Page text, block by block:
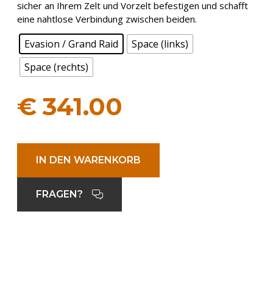
sicher an Ihrem Zelt und Vorzelt befestigen und schafft
eine nahtlose Verbindung zwischen beiden.
Evasion / Grand Raid
Space (links)
Space (rechts)
€ 341.00
IN DEN WARENKORB
FRAGEN?